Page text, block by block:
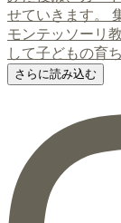
さらに読み込む